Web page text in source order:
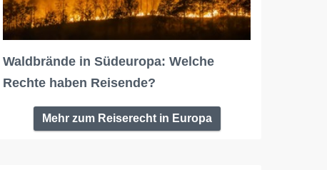
Waldbrände in Südeuropa: Welche
Rechte haben Reisende?
Mehr zum Reiserecht in Europa